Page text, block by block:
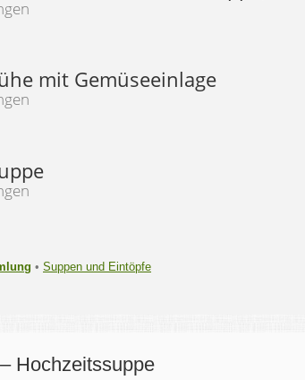
mit Gemüseeinlage
• Suppen und Eintöpfe
Hochzeitssuppe